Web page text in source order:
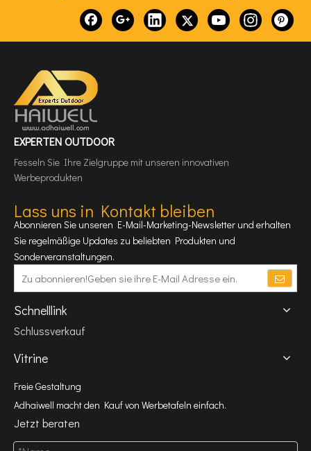
EXPERTEN OUTDOOR
Fesseln Sie Ihre Zielgruppe mit unseren innovativen
Werbeprodukten
Lass uns in Kontakt bleiben
Abonnieren Sie unseren E-Mail-Marketing-Newsletter und erhalten
Sie regelmäßige Updates zu beliebten Produkten und
Sonderveranstaltungen.
Schnelllink
Schlussverkauf
Vitrine
Freie Gestaltung
Adhaiwell macht den Kauf von Werbetafeln einfach.
Jetzt beraten